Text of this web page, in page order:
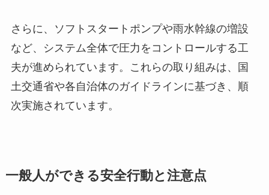
さらに、ソフトスタートポンプや雨水幹線の増設
など、システム全体で圧力をコントロールする工
夫が進められています。これらの取り組みは、国
土交通省や各自治体のガイドラインに基づき、順
次実施されています。
一般人ができる安全行動と注意点